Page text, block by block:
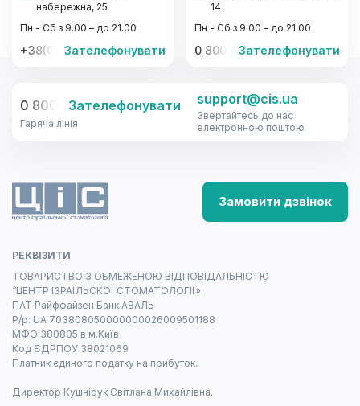
набережна, 25
Пн - Сб з 9.00 – до 21.00
+38(067)-441-22-77, +38(095)-441-22-77
Зателефонувати
14
Пн - Сб з 9.00 – до 21.00
0 800 33-08-12Зателефонувати
0 800 33-08-12Зателефонувати
Гаряча лінія
support@cis.ua
Звертайтесь до нас
електронною поштою
Замовити дзвінок
РЕКВІЗИТИ
ТОВАРИСТВО З ОБМЕЖЕНОЮ ВІДПОВІДАЛЬНІСТЮ
“ЦЕНТР ІЗРАЇЛЬСКОЇ СТОМАТОЛОГІЇ»
ПАТ Райффайзен Банк АВАЛЬ
Р/р: UA 703808050000000026009501188
МФО 380805 в м.Київ
Код ЄДРПОУ 38021069
Платник єдиного податку на прибуток.
Директор Кушнірук Світлана Михайлівна.